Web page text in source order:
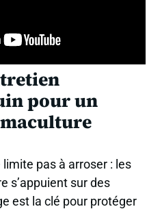
pour un
limite pas à arroser : les
s’appuient sur des
est la clé pour protéger